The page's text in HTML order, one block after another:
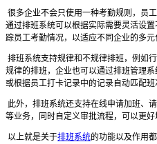
很多企业不会只使用一种考勤规则，员
通过排班系统可以根据实际需要灵活设
踪员工考勤情况，以适应不同企业的多元
排班系统支持规律和不规律排班，例如
规律的排班，企业也可以通过排班管理
或根据员工打卡记录中的记录自动匹配班
此外，排班系统还支持在线申请加班、
等业务，同时自定义审批流程，可以更
以上就是关于排班系统的功能以及作用